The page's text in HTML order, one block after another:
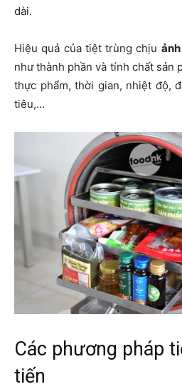
dài.
Hiệu quả của tiệt trùng chịu
như thành phần và tính chất sản
thực phẩm, thời gian, nhiệt độ,
tiêu,…
Các phương pháp
tiến